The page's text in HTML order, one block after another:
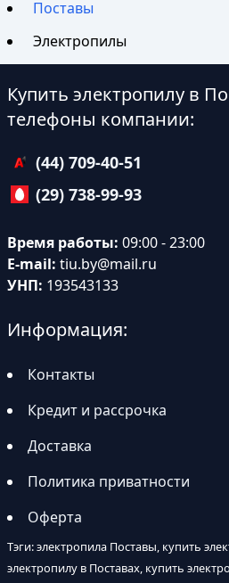
Поставы
Электропилы
Купить электропилу в
телефоны компании:
(44) 709-40-51
(29) 738-99-93
Время работы: 09:00 - 23:00
E-mail: tiu.by@mail.ru
УНП: 193543133
Информация:
Контакты
Кредит и рассрочка
Доставка
Политика приватности
Оферта
Тэги: электропила Поставы, купить
электропилу в Поставах, купить